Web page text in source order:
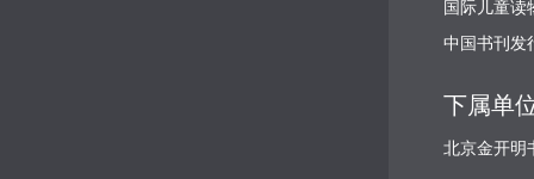
国际儿童读
中国书刊发
下属单
北京金开明